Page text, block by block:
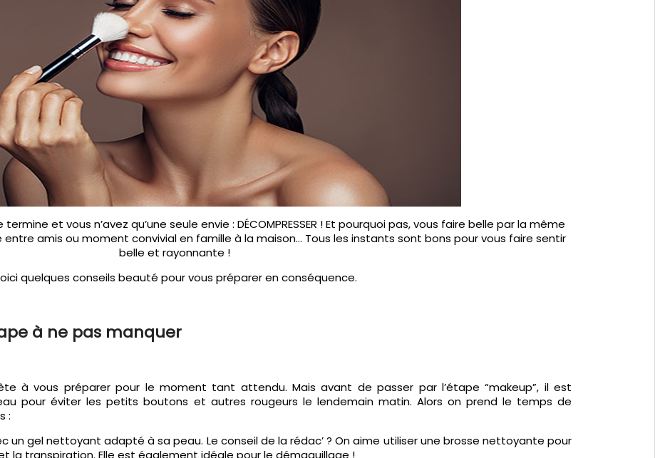
et vous n’avez qu’une seule envie : DÉCOMPRESSER ! Et pourquoi pas, vous faire belle par la même
entre amis ou moment convivial en famille à la maison… Tous les instants sont bons pour vous faire sentir
belle et rayonnante !
quelques conseils beauté pour vous préparer en conséquence.
à ne pas manquer
à vous préparer pour le moment tant attendu. Mais avant de passer par l’étape “makeup”, il est
pour éviter les petits boutons et autres rougeurs le lendemain matin. Alors on prend le temps de
:
un gel nettoyant adapté à sa peau. Le conseil de la rédac’ ? On aime utiliser une brosse nettoyante pour
la transpiration. Elle est également idéale pour le démaquillage !